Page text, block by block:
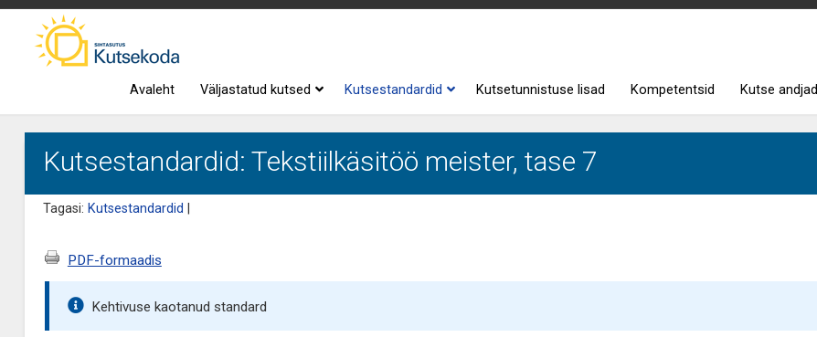
Avaleht Väljastatud kutsed Kutsestandardid Kutsetunnistuse lisad Kompetentsid Kutse andjad
Kutsestandardid: Tekstiilkäsitöö meister, tase 7
Tagasi: Kutsestandardid
PDF-formaadis
Kehtivuse kaotanud standard